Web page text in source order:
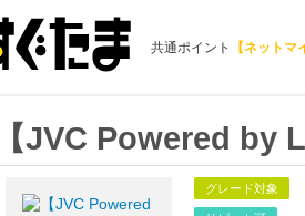
共通ポイント 【ネットマ
【JVC Powered by
グレード対象